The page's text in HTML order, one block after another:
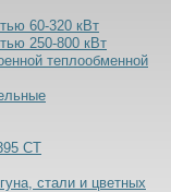
60-320 кВт
250-800 кВт
теплообменной
СТ
стали и цветных